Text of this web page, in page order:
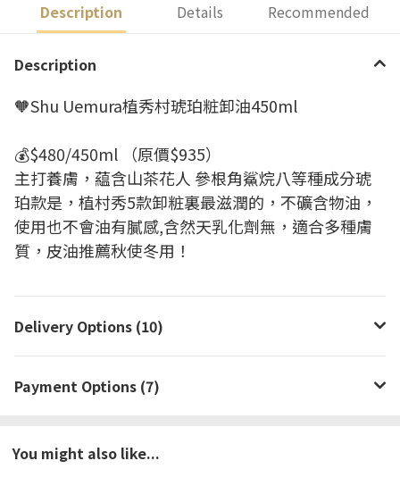
Description Details Recommended
Description
🧡Shu Uemura植秀村琥珀粧卸油450ml
💰$480/450ml （原價$935）
主打養膚，藴含山茶花人 參根角鯊烷八等種成分琥
珀款是，植村秀5款卸粧裏最滋潤的，不礦含物油，
使用也不會油有膩感,含然天乳化劑無，適合多種膚
質，皮油推薦秋使冬用！
Delivery Options (10)
Payment Options (7)
You might also like...